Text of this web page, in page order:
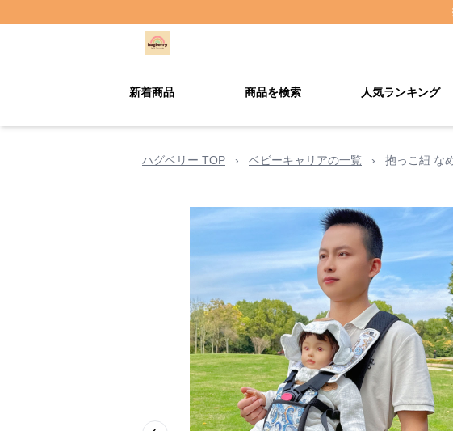
新着商品 商品を検索 人気ランキング
ハグベリー TOP › ベビーキャリアの一覧 › 抱っこ紐 な